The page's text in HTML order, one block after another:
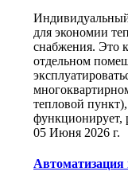
для экономии
снабжения. Это
отдельном
тепловой пункт),
функционирует,
05 Июня 2026 г.
Автоматизация